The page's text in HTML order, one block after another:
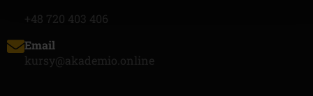
+48 720 403 406
Email
kursy@akademio.online